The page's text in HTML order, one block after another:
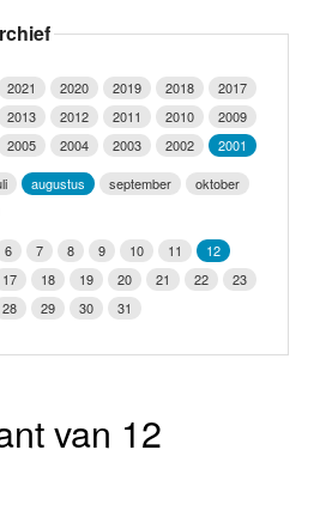
2021 2020 2019 2018
2017
2013 2012 2011 2010
2009
2005 2004 2003 2002
2001
augustus september
oktober
6 7 8 9 10 11
12
17 18 19 20 21 22
23
28 29 30 31
van 12